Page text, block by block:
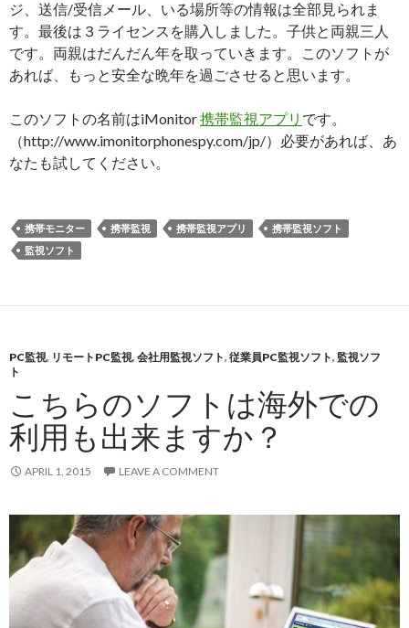
ジ、送信/受信メール、いる場所等の情報は全部見られま
す。最後は３ライセンスを購入しました。子供と両親三人
です。両親はだんだん年を取っていきます。このソフトが
あれば、もっと安全な晩年を過ごさせると思います。
このソフトの名前はiMonitor携帯監視アプリ です。
（http://www.imonitorphonespy.com/jp/）必要があれば、あ
なたも試してください。
携帯モニター 携帯監視 携帯監視アプリ
携帯監視ソフト
監視ソフト
PC監視, リモートPC監視, 会社用監視ソフト, 従業員PC監視ソフト, 監視ソフ
ト
こちらのソフトは海外での
利用も出来ますか？
APRIL 1, 2015 LEAVE A COMMENT